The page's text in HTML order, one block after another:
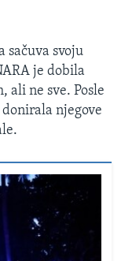
sačuva svoju
je dobila
ali ne sve. Posle
njegove